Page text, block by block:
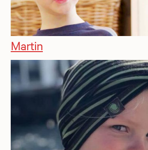
Martin